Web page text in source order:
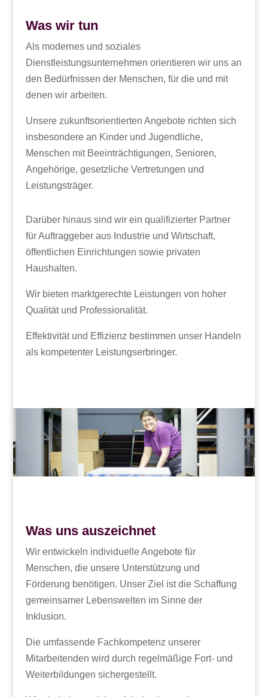
Was wir tun
Als modernes und soziales
Dienstleistungsunternehmen orientieren wir uns an
den Bedürfnissen der Menschen, für die und mit
denen wir arbeiten.
Unsere zukunftsorientierten Angebote richten sich
insbesondere an Kinder und Jugendliche,
Menschen mit Beeinträchtigungen, Senioren,
Angehörige, gesetzliche Vertretungen und
Leistungsträger.
Darüber hinaus sind wir ein qualifizierter Partner
für Auftraggeber aus Industrie und Wirtschaft,
öffentlichen Einrichtungen sowie privaten
Haushalten.
Wir bieten marktgerechte Leistungen von hoher
Qualität und Professionalität.
Effektivität und Effizienz bestimmen unser Handeln
als kompetenter Leistungserbringer.
Was uns auszeichnet
Wir entwickeln individuelle Angebote für
Menschen, die unsere Unterstützung und
Förderung benötigen. Unser Ziel ist die Schaffung
gemeinsamer Lebenswelten im Sinne der
Inklusion.
Die umfassende Fachkompetenz unserer
Mitarbeitenden wird durch regelmäßige Fort- und
Weiterbildungen sichergestellt.